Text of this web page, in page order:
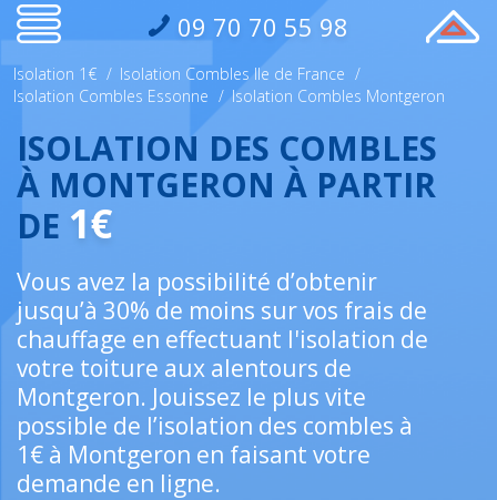
09 70 70 55 98
Isolation 1€ / Isolation Combles Ile de France /
Isolation Combles Essonne / Isolation Combles Montgeron
ISOLATION DES COMBLES
À MONTGERON À PARTIR
DE 1€
Vous avez la possibilité d’obtenir
jusqu’à 30% de moins sur vos frais de
chauffage en effectuant l'isolation de
votre toiture aux alentours de
Montgeron. Jouissez le plus vite
possible de l’isolation des combles à
1€ à Montgeron en faisant votre
demande en ligne.